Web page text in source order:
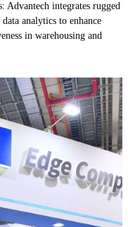
integrates rugged
analytics to enhance
in warehousing and